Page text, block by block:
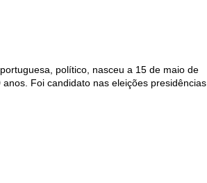
político, nasceu a 15 de maio de
Foi candidato nas eleições presidências